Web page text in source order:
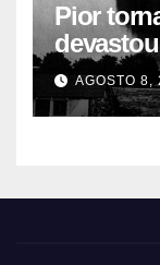
Pior
AGOSTO 8,